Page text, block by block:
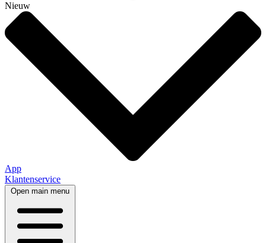
Nieuw
App
Klantenservice
Open main menu